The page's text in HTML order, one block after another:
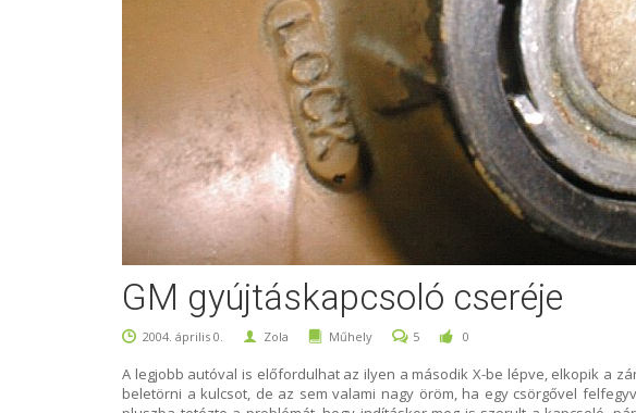
GM gyújtáskapcsoló cseréje
2004. április 0. Zola Műhely 5 0
A legjobb autóval is előfordulhat az ilyen a második X-be lépve, elkopik a
beletörni a kulcsot, de az sem valami nagy öröm, ha egy csörgővel